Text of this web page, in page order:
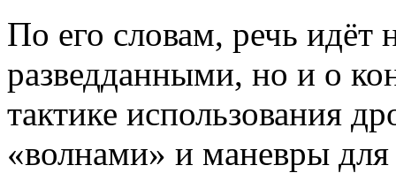
По его словам, речь идёт
разведданными, но и о
тактике использования
«волнами» и маневры